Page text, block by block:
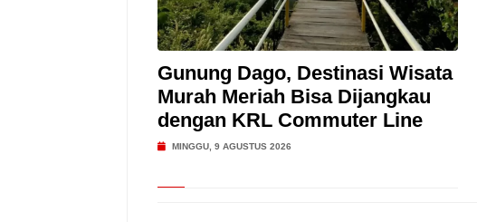
Gunung Dago, Destinasi Wisata
Murah Meriah Bisa Dijangkau
dengan KRL Commuter Line
MINGGU, 9 AGUSTUS 2026